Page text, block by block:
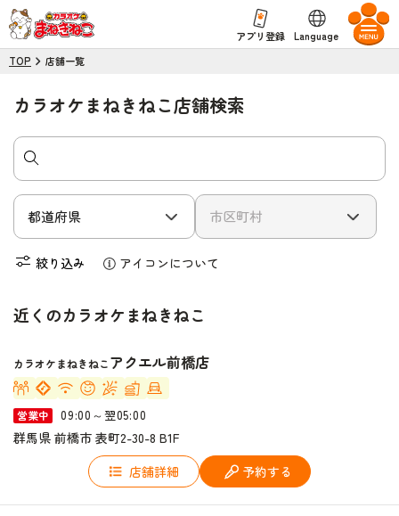
アプリ登録
Language
TOP
店舗一覧
カラオケまねきねこ店舗検索
絞り込み アイコンについて
近くのカラオケまねきねこ
カラオケまねきねこアクエル前橋店
営業中 09:00～翌05:00
群馬県 前橋市 表町2-30-8 B1F
店舗詳細
予約する